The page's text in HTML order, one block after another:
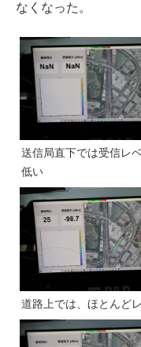
なくなった。
送信局直下では受信レ
低い
道路上では、ほとんど